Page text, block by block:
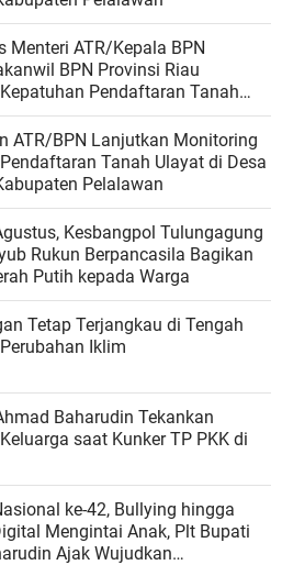
Menteri ATR/Kepala BPN
BPN Provinsi Riau
Pendaftaran Tanah
Rokan Hilir
ATR/BPN Lanjutkan Monitoring
Tanah Ulayat di Desa
Pelalawan
Kesbangpol Tulungagung
Rukun Berpancasila Bagikan
Putih kepada Warga
Tetap Terjangkau di Tengah
Iklim
Baharudin Tekankan
saat Kunker TP PKK di
ke-42, Bullying hingga
Mengintai Anak, Plt Bupati
Ajak Wujudkan